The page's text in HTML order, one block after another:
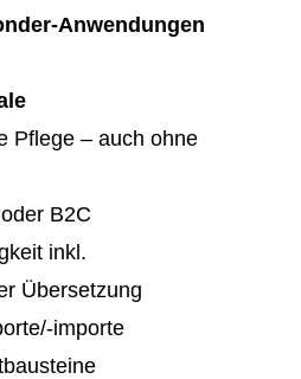
Anwendungen
Pflege – auch ohne
B2C
inkl.
Übersetzung
importe